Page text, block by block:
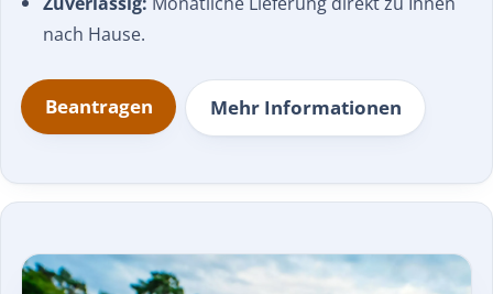
nach Hause.
Beantragen Mehr Informationen